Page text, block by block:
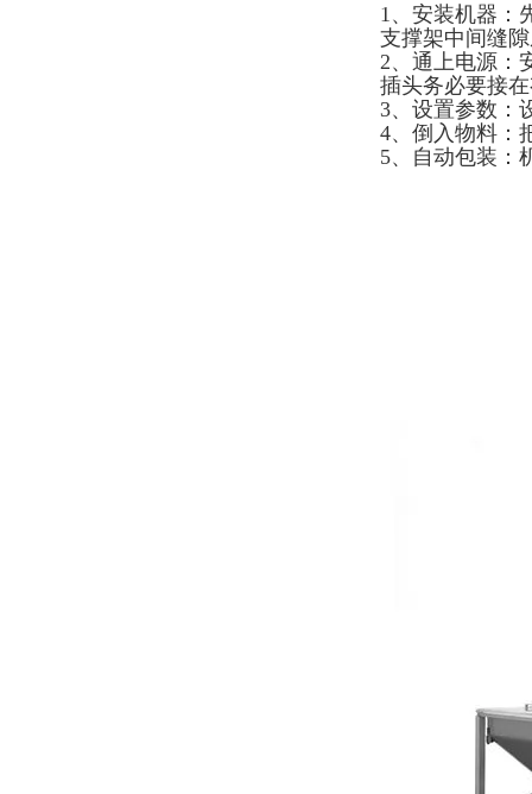
1、安装机器：
支撑架中间缝
2、通上电源：
插头务必要接
3、设置参数：
4、倒入物料：
5、自动包装：